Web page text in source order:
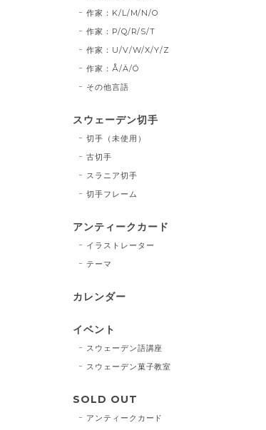
作家：K/L/M/N/O
作家：P/Q/R/S/T
作家：U/V/W/X/Y/Z
作家：Å/Ä/Ö
その他言語
スウェーデン切手
切手（未使用）
古切手
スラニア切手
切手フレーム
アンティークカード
イラストレーター
テーマ
カレンダー
イベント
スウェーデン語講座
スウェーデン菓子教室
SOLD OUT
アンティークカード